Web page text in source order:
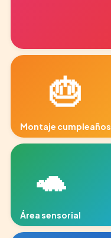
🎂
Montaje cumpleaños
area-juegos-2.jpg
🐢
Área sensorial
arenero.jpg